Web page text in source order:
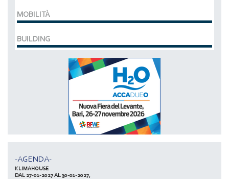
MOBILITÀ
BUILDING
-AGENDA-
DAL 07-03-2028 AL 10-03-2028,
ACCADUEO (H20) edizione BOLOGNA
KLIMAHOUSE
DAL 27-01-2027 AL 30-01-2027,